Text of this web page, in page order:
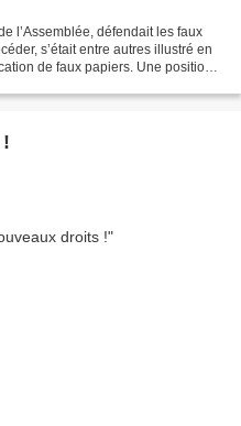
l’Assemblée, défendait les faux
s’était entre autres illustré en
de faux papiers. Une position